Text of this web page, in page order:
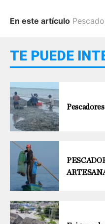
En este artículo
TE PUEDE